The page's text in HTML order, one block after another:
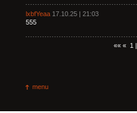
lxbfYeaa 17.10.25 | 21:03
555
«« « 1 |
menu